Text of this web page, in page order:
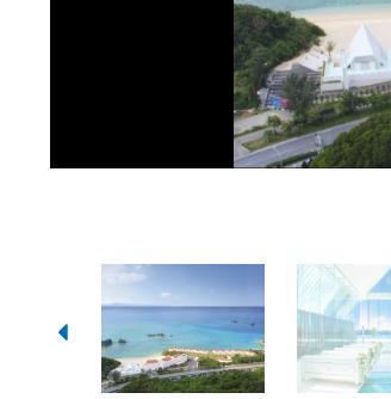
透
青い
海へと続く、
感動を約
優雅な非日常
抜けるような青い空と海を眺めながら、も
挙式・パーティーの後はフォトジェニック
気の知れた仲間たちと、想い出を語りなが